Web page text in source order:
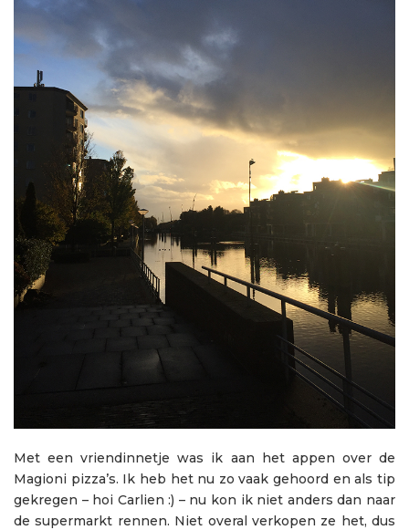
Met een vriendinnetje was ik aan het appen over de
Magioni pizza’s. Ik heb het nu zo vaak gehoord en als tip
gekregen – hoi Carlien :) – nu kon ik niet anders dan naar
de supermarkt rennen. Niet overal verkopen ze het, dus